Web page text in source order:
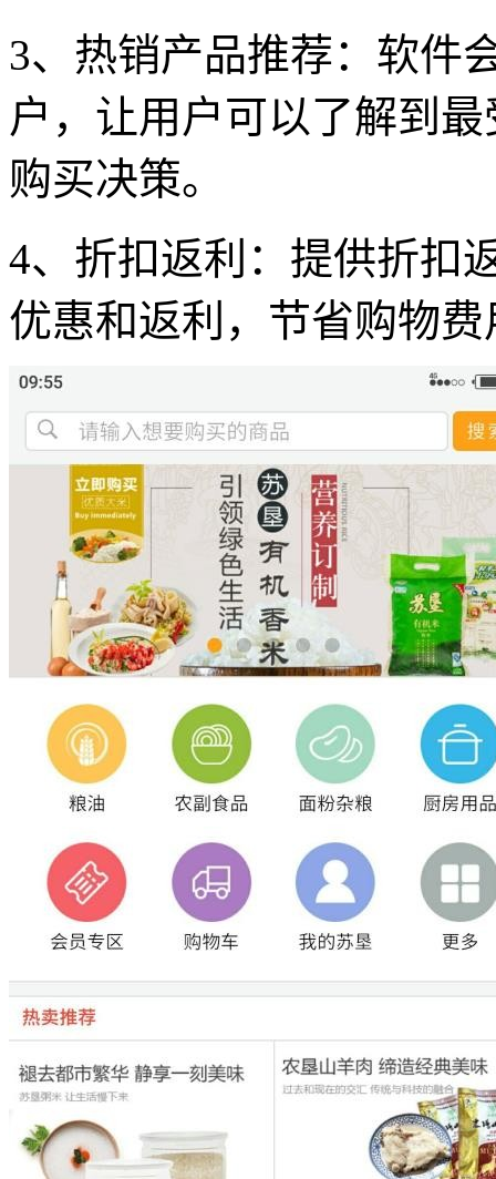
3、热销产品推荐：软件
户，让用户可以了解到
购买决策。
4、折扣返利：提供折扣
优惠和返利，节省购物费